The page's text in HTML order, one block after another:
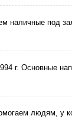
наличные под
г. Основные
людям, у